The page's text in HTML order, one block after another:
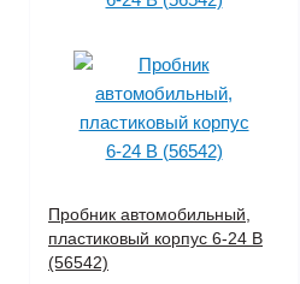
Пробник автомобильный,
пластиковый корпус 6-24 В
(56542)